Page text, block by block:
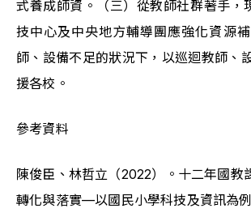
式養成師資。（三）從教師社群著手，
技中心及中央地方輔導團應強化資源
師、設備不足的狀況下，以巡迴教師、
援各校。
參考資料
陳俊臣、林哲立（2022）。十二年國教
轉化與落實—以國民小學科技及資訊為